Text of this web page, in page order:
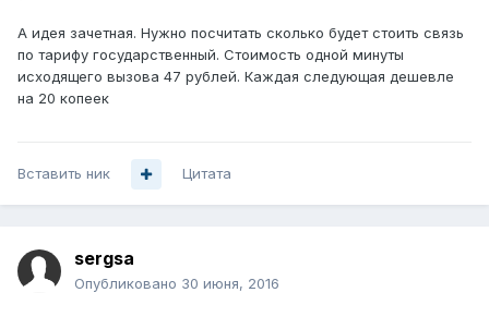
А идея зачетная. Нужно посчитать сколько будет стоить связь
по тарифу государственный. Стоимость одной минуты
исходящего вызова 47 рублей. Каждая следующая дешевле
на 20 копеек
Вставить ник Цитата
sergsa
Опубликовано 30 июня, 2016